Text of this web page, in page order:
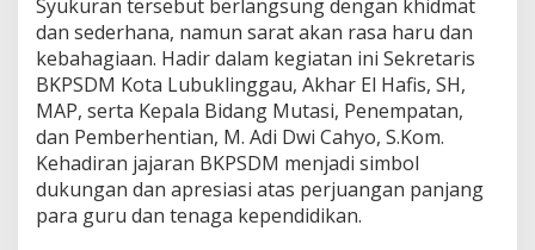
d
K
a
t
o
r
B
P
Syukuran tersebut berlangsung dengan khidmat
dan sederhana, namun sarat akan rasa haru dan
kebahagiaan. Hadir dalam kegiatan ini Sekretaris
BKPSDM Kota Lubuklinggau, Akhar El Hafis, SH,
MAP, serta Kepala Bidang Mutasi, Penempatan,
dan Pemberhentian, M. Adi Dwi Cahyo, S.Kom.
Kehadiran jajaran BKPSDM menjadi simbol
dukungan dan apresiasi atas perjuangan panjang
para guru dan tenaga kependidikan.